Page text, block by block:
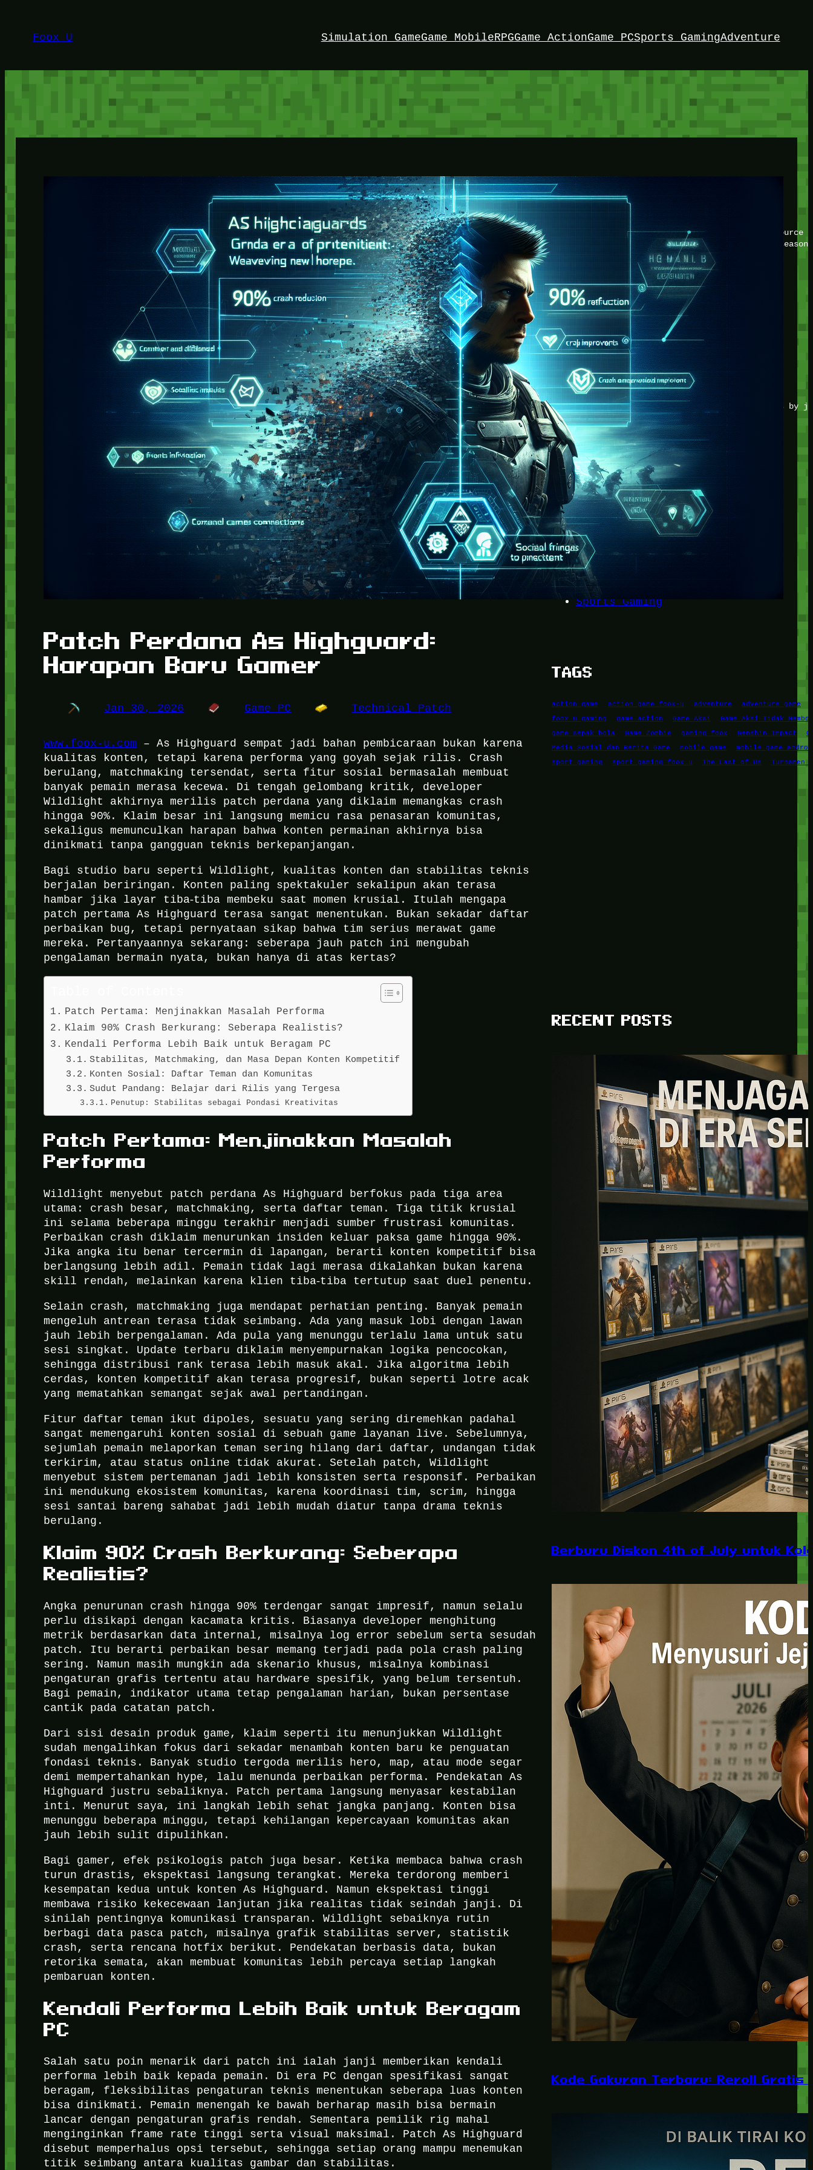
kontenFoox U Simulation GameGame MobileRPGGame ActionGame PCSports GamingAdventure
Patch Perdana As Highguard:
Harapan Baru Gamer
Jan 30, 2026 Game PC Technical Patch
www.foox-u.com – As Highguard sempat jadi bahan pembicaraan bukan karena
kualitas konten, tetapi karena performa yang goyah sejak rilis. Crash
berulang, matchmaking tersendat, serta fitur sosial bermasalah membuat
banyak pemain merasa kecewa. Di tengah gelombang kritik, developer
Wildlight akhirnya merilis patch perdana yang diklaim memangkas crash
hingga 90%. Klaim besar ini langsung memicu rasa penasaran komunitas,
sekaligus memunculkan harapan bahwa konten permainan akhirnya bisa
dinikmati tanpa gangguan teknis berkepanjangan.
Bagi studio baru seperti Wildlight, kualitas konten dan stabilitas teknis
berjalan beriringan. Konten paling spektakuler sekalipun akan terasa
hambar jika layar tiba‑tiba membeku saat momen krusial. Itulah mengapa
patch pertama As Highguard terasa sangat menentukan. Bukan sekadar daftar
perbaikan bug, tetapi pernyataan sikap bahwa tim serius merawat game
mereka. Pertanyaannya sekarang: seberapa jauh patch ini mengubah
pengalaman bermain nyata, bukan hanya di atas kertas?
Patch Pertama: Menjinakkan Masalah Performa
Klaim 90% Crash Berkurang: Seberapa Realistis?
Kendali Performa Lebih Baik untuk Beragam PC
Stabilitas, Matchmaking, dan Masa Depan Konten Kompetitif
Konten Sosial: Daftar Teman dan Komunitas
Sudut Pandang: Belajar dari Rilis yang Tergesa
Penutup: Stabilitas sebagai Pondasi Kreativitas
Patch Pertama: Menjinakkan Masalah
Performa
Wildlight menyebut patch perdana As Highguard berfokus pada tiga area
utama: crash besar, matchmaking, serta daftar teman. Tiga titik krusial
ini selama beberapa minggu terakhir menjadi sumber frustrasi komunitas.
Perbaikan crash diklaim menurunkan insiden keluar paksa game hingga 90%.
Jika angka itu benar tercermin di lapangan, berarti konten kompetitif bisa
berlangsung lebih adil. Pemain tidak lagi merasa dikalahkan bukan karena
skill rendah, melainkan karena klien tiba‑tiba tertutup saat duel penentu.
Selain crash, matchmaking juga mendapat perhatian penting. Banyak pemain
mengeluh antrean terasa tidak seimbang. Ada yang masuk lobi dengan lawan
jauh lebih berpengalaman. Ada pula yang menunggu terlalu lama untuk satu
sesi singkat. Update terbaru diklaim menyempurnakan logika pencocokan,
sehingga distribusi rank terasa lebih masuk akal. Jika algoritma lebih
cerdas, konten kompetitif akan terasa progresif, bukan seperti lotre acak
yang mematahkan semangat sejak awal pertandingan.
Fitur daftar teman ikut dipoles, sesuatu yang sering diremehkan padahal
sangat memengaruhi konten sosial di sebuah game layanan live. Sebelumnya,
sejumlah pemain melaporkan teman sering hilang dari daftar, undangan tidak
terkirim, atau status online tidak akurat. Setelah patch, Wildlight
menyebut sistem pertemanan jadi lebih konsisten serta responsif. Perbaikan
ini mendukung ekosistem komunitas, karena koordinasi tim, scrim, hingga
sesi santai bareng sahabat jadi lebih mudah diatur tanpa drama teknis
berulang.
Klaim 90% Crash Berkurang: Seberapa
Realistis?
Angka penurunan crash hingga 90% terdengar sangat impresif, namun selalu
perlu disikapi dengan kacamata kritis. Biasanya developer menghitung
metrik berdasarkan data internal, misalnya log error sebelum serta sesudah
patch. Itu berarti perbaikan besar memang terjadi pada pola crash paling
sering. Namun masih mungkin ada skenario khusus, misalnya kombinasi
pengaturan grafis tertentu atau hardware spesifik, yang belum tersentuh.
Bagi pemain, indikator utama tetap pengalaman harian, bukan persentase
cantik pada catatan patch.
Dari sisi desain produk game, klaim seperti itu menunjukkan Wildlight
sudah mengalihkan fokus dari sekadar menambah konten baru ke penguatan
fondasi teknis. Banyak studio tergoda merilis hero, map, atau mode segar
demi mempertahankan hype, lalu menunda perbaikan performa. Pendekatan As
Highguard justru sebaliknya. Patch pertama langsung menyasar kestabilan
inti. Menurut saya, ini langkah lebih sehat jangka panjang. Konten bisa
menunggu beberapa minggu, tetapi kehilangan kepercayaan komunitas akan
jauh lebih sulit dipulihkan.
Bagi gamer, efek psikologis patch juga besar. Ketika membaca bahwa crash
turun drastis, ekspektasi langsung terangkat. Mereka terdorong memberi
kesempatan kedua untuk konten As Highguard. Namun ekspektasi tinggi
membawa risiko kekecewaan lanjutan jika realitas tidak seindah janji. Di
sinilah pentingnya komunikasi transparan. Wildlight sebaiknya rutin
berbagi data pasca patch, misalnya grafik stabilitas server, statistik
crash, serta rencana hotfix berikut. Pendekatan berbasis data, bukan
retorika semata, akan membuat komunitas lebih percaya setiap langkah
pembaruan konten.
Kendali Performa Lebih Baik untuk Beragam
PC
Salah satu poin menarik dari patch ini ialah janji memberikan kendali
performa lebih baik kepada pemain. Di era PC dengan spesifikasi sangat
beragam, fleksibilitas pengaturan teknis menentukan seberapa luas konten
bisa dinikmati. Pemain menengah ke bawah berharap masih bisa bermain
lancar dengan pengaturan grafis rendah. Sementara pemilik rig mahal
menginginkan frame rate tinggi serta visual maksimal. Patch As Highguard
disebut memperhalus opsi tersebut, sehingga setiap orang mampu menemukan
titik seimbang antara kualitas gambar dan stabilitas.
HEY!
I’m Bedrock. Discover the ultimate Minetest
your game with insider knowledge and tips from
JOIN THE CLUB
Stay updated with our latest tips and other news by
CATEGORIES
Adventure
Game Action
Game Mobile
Game PC
RPG
Simulation Game
Sports Gaming
TAGS
action game action game foox-u adventure adventure game
foox u gaming
game action Game Aksi
Game Aksi Tidak
game sepak bola
Game Zombie gaming foox Genshin Impact
Media Sosial dan Berita Game
mobile game
mobile game
sport gaming
sport gaming foox u The Last of Us Turnamen
RECENT POSTS
Berburu Diskon 4th of July untuk
Kode Gakuran Terbaru: Reroll Gratis